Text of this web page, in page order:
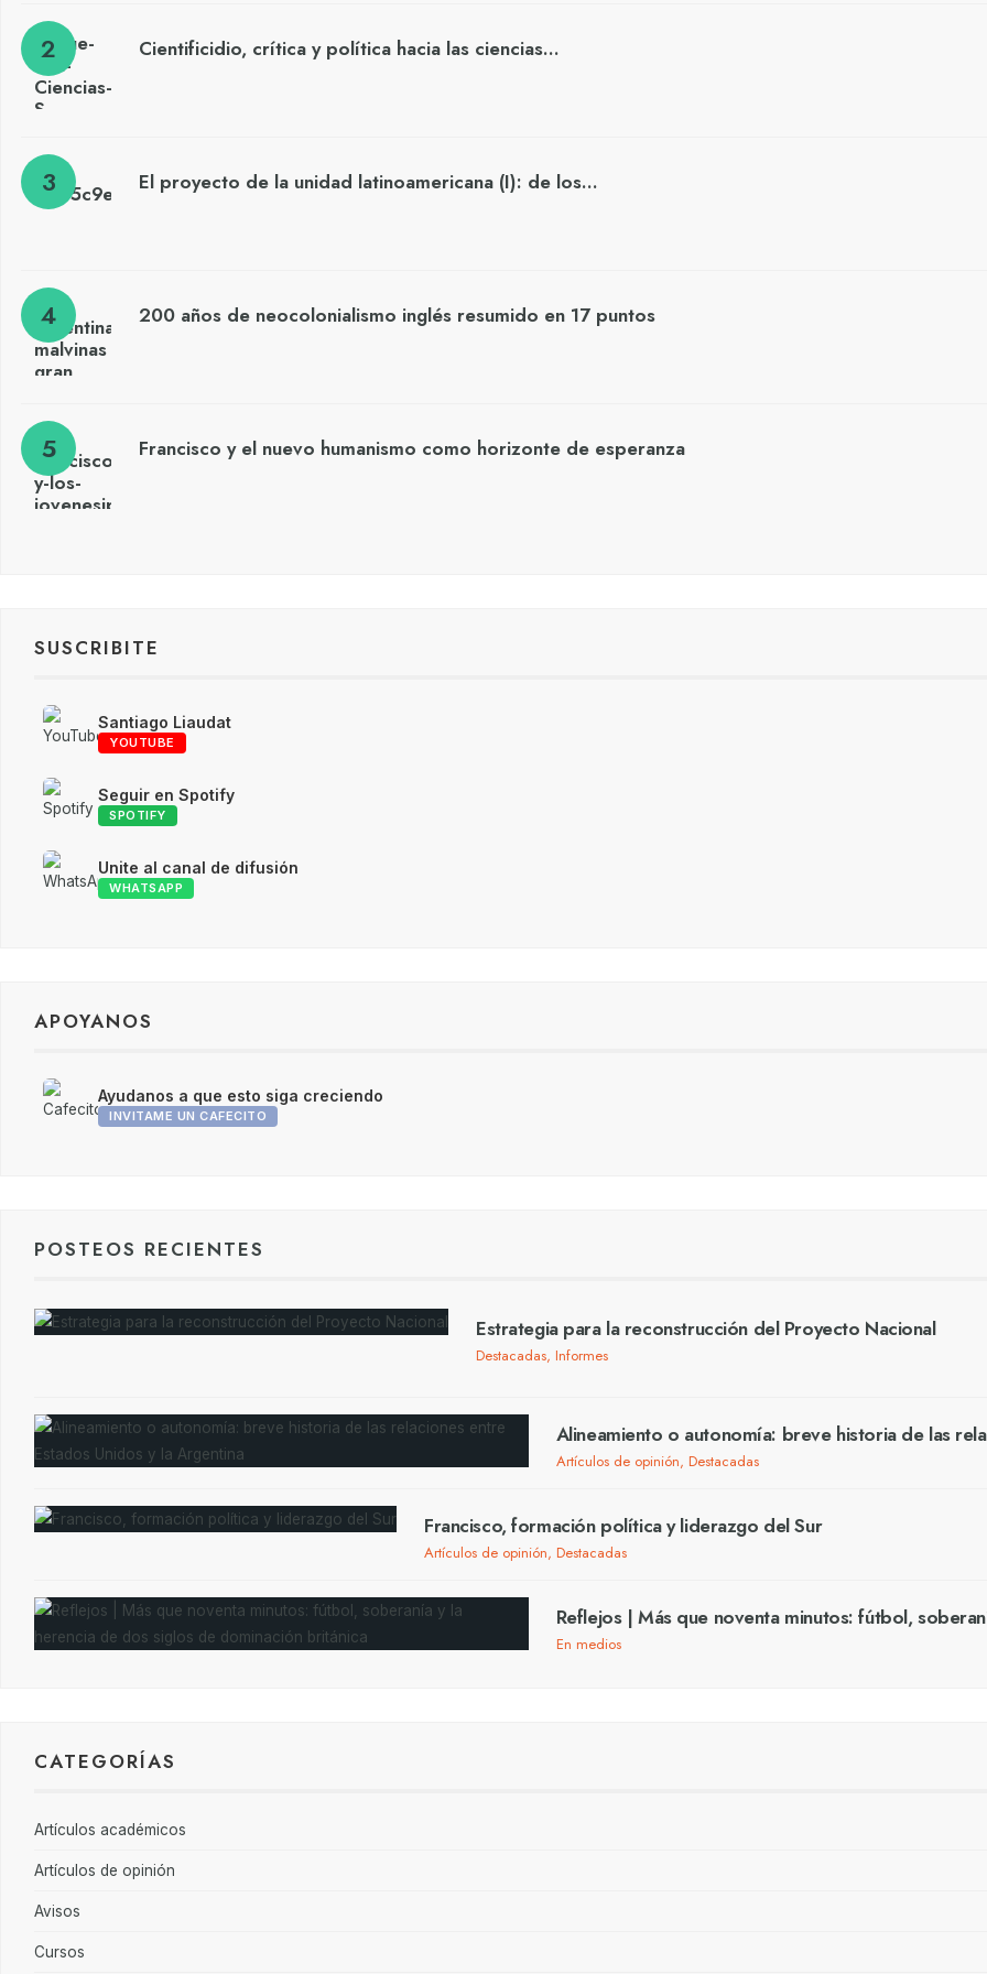
Cientificidio, crítica y política hacia las ciencias…
El proyecto de la unidad latinoamericana (I): de los…
200 años de neocolonialismo inglés resumido en 17 puntos
Francisco y el nuevo humanismo como horizonte de esperanza
SUSCRIBITE
Santiago Liaudat
YOUTUBE
Seguir en Spotify
SPOTIFY
Unite al canal de difusión
WHATSAPP
APOYANOS
Ayudanos a que esto siga creciendo
INVITAME UN CAFECITO
POSTEOS RECIENTES
Estrategia para la reconstrucción del Proyecto Nacional
Destacadas, Informes
Alineamiento o autonomía: breve historia de las
Artículos de opinión, Destacadas
Francisco, formación política y liderazgo del Sur
Artículos de opinión, Destacadas
Reflejos | Más que noventa minutos: fútbol,
En medios
CATEGORÍAS
Artículos académicos
Artículos de opinión
Avisos
Cursos